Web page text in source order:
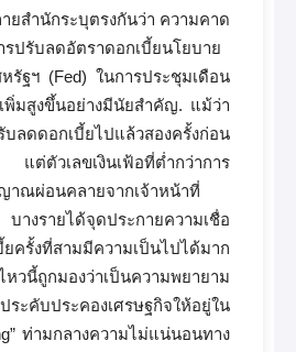
ยสำนักระบุตรงกันว่า ความคาด
ปรับลดอัตราดอกเบี้ยนโยบาย
รัฐฯ (Fed) ในการประชุมเดือน
พิ่มสูงขึ้นอย่างมีนัยสำคัญ. แม้ว่า
ดดอกเบี้ยไปแล้วสองครั้งก่อน
แต่ตัวเลขเงินเฟ้อที่ต่ำกว่าการ
ณผ่อนคลายจากเจ้าหน้าที่
างรายได้จุดประกายความเชื่อ
ครั้งที่สามมีความเป็นไปได้มาก
นี้ถูกมองว่าเป็นความพยายาม
ะคับประคองเศรษฐกิจให้อยู่ใน
ท่ามกลางความไม่แน่นอนทาง